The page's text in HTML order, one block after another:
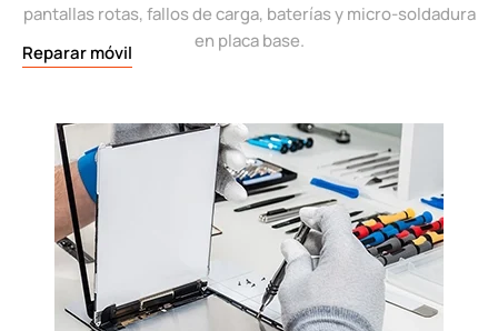
pantallas rotas, fallos de carga, baterías y micro-soldadura
en placa base.
Reparar móvil